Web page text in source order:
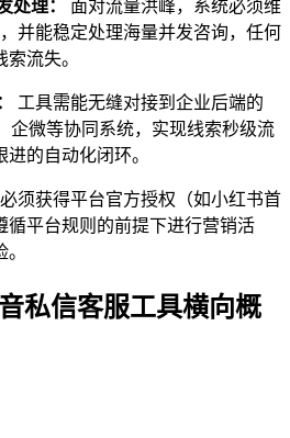
处理：
面对流量洪峰，系统必须维
并能稳定处理海量并发咨询，任何
流失。
工具需能无缝对接到企业后端的
企微等协同系统，实现线索秒级流
的自动化闭环。
必须获得平台官方授权（如小红书首
循平台规则的前提下进行营销活
私信客服工具横向概